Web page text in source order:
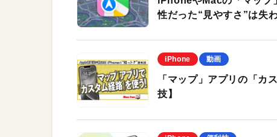
性だった“見やすさ”は失
iPhone 動画
「マップ」アプリの「カ
技】